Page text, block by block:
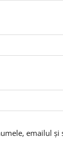
emailul și